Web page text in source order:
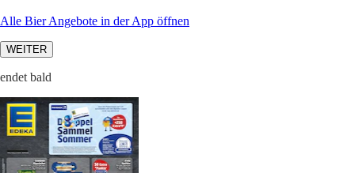
Alle Bier Angebote in der App öffnen
WEITER
endet bald